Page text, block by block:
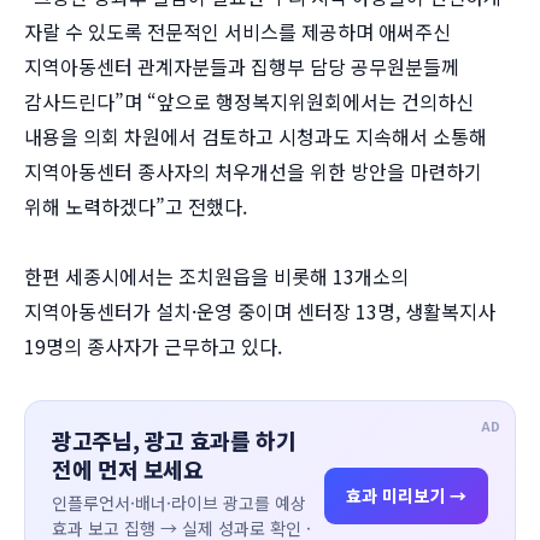
자랄 수 있도록 전문적인 서비스를 제공하며 애써주신
지역아동센터 관계자분들과 집행부 담당 공무원분들께
감사드린다”며 “앞으로 행정복지위원회에서는 건의하신
내용을 의회 차원에서 검토하고 시청과도 지속해서 소통해
지역아동센터 종사자의 처우개선을 위한 방안을 마련하기
위해 노력하겠다”고 전했다.
한편 세종시에서는 조치원읍을 비롯해 13개소의
지역아동센터가 설치·운영 중이며 센터장 13명, 생활복지사
19명의 종사자가 근무하고 있다.
AD
광고주님, 광고 효과를 하기
전에 먼저 보세요
인플루언서·배너·라이브 광고를 예상
효과 보고 집행 → 실제 성과로 확인 ·
효과 미리보기 →